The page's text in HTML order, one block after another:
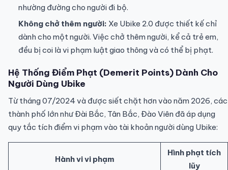
nhường đường cho người đi bộ.
Không chở thêm người: Xe Ubike 2.0 được thiết kế chỉ
dành cho một người. Việc chở thêm người, kể cả trẻ em,
đều bị coi là vi phạm luật giao thông và có thể bị phạt.
Hệ Thống Điểm Phạt (Demerit Points) Dành Cho
Người Dùng Ubike
Từ tháng 07/2024 và được siết chặt hơn vào năm 2026, các
thành phố lớn như Đài Bắc, Tân Bắc, Đào Viên đã áp dụng
quy tắc tích điểm vi phạm vào tài khoản người dùng Ubike:
Hành vi vi phạm
Hình phạt tích
lũy